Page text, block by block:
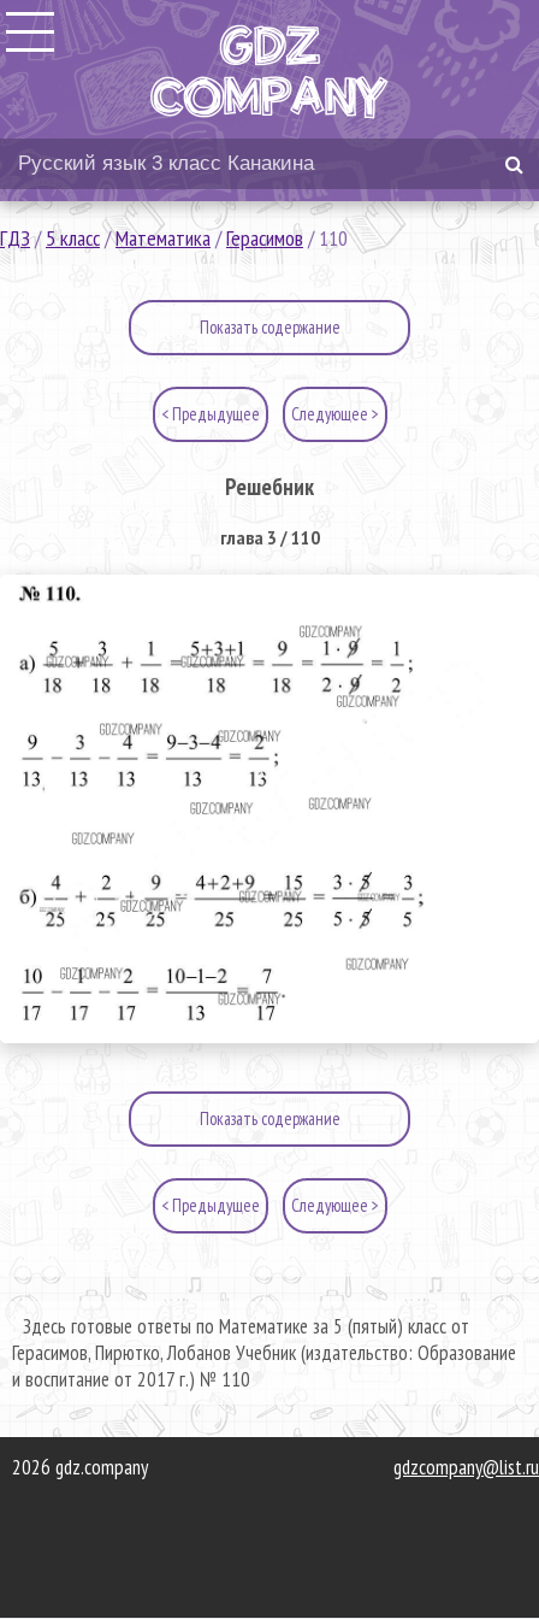
ГДЗ/5 класс/Математика/Герасимов/110
Показать содержание
< Предыдущее Следующее >
Решебник
глава 3 / 110
Показать содержание
< Предыдущее Следующее >
Здесь готовые ответы по Математике за 5 (пятый) класс от
Герасимов, Пирютко, Лобанов Учебник (издательство: Образование
и воспитание от 2017 г.) № 110
2026 gdz.company gdzcompany@list.ru